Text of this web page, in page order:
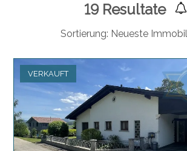
19Resultate
Sortierung: Neueste
VERKAUFT